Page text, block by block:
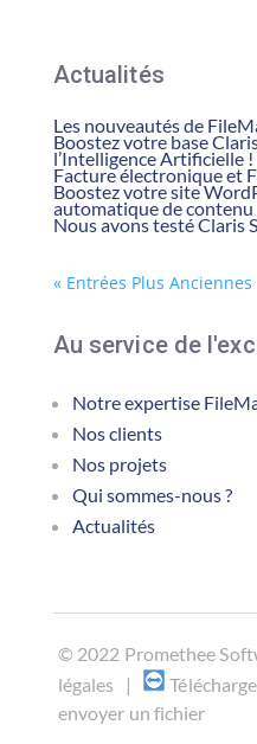
Actualités
Les nouveautés de
Boostez votre base
l’Intelligence Artificielle !
Facture électronique et
Boostez votre site
automatique de contenu
Nous avons testé Claris
« Entrées Plus Anciennes
Au service de
Notre expertise
Nos clients
Nos projets
Qui sommes-nous ?
Actualités
© 2022 Promethee
légales |
envoyer un fichier